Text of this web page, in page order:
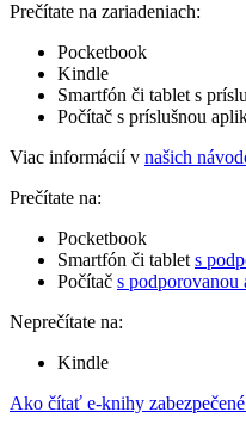
Prečítate na zariadeniach:
Pocketbook
Kindle
Smartfón či tablet s
Počítač s príslušnou
Viac informácií v našich
Prečítate na:
Pocketbook
Smartfón či tablet s
Počítač s podporovanou
Neprečítate na:
Kindle
Ako čítať e-knihy